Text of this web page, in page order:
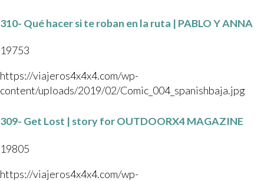
310- Qué hacer si te roban en la ruta | PABLO Y ANNA
19753
https://viajeros4x4x4.com/wp-
content/uploads/2019/02/Comic_004_spanishbaja.jpg
309- Get Lost | story for OUTDOORX4 MAGAZINE
19805
https://viajeros4x4x4.com/wp-